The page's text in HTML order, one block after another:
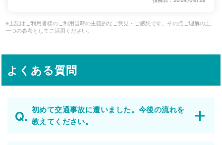
※上記はご利用者様のご利用当時の主観的なご意見・ご感想です。その点ご理解の上、
一つの参考としてご活用ください。
よくある質問
初めて交通事故に遭いました。今後の流れを
教えてください。